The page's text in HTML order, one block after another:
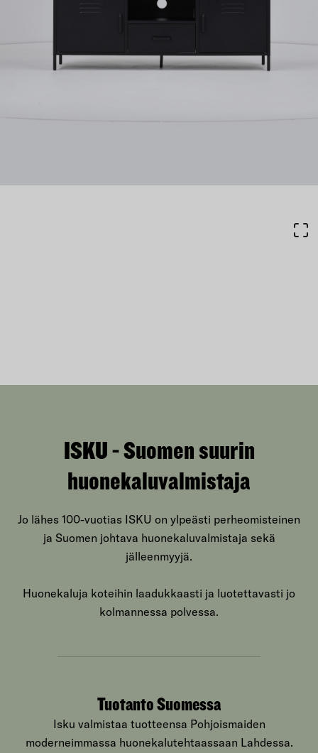
ISKU - Suomen suurin
huonekaluvalmistaja
Jo lähes 100-vuotias ISKU on ylpeästi perheomisteinen
ja Suomen johtava huonekaluvalmistaja sekä
jälleenmyyjä.
Huonekaluja koteihin laadukkaasti ja luotettavasti jo
kolmannessa polvessa.
Tuotanto Suomessa
Isku valmistaa tuotteensa Pohjoismaiden
moderneimmassa huonekalutehtaassaan Lahdessa.